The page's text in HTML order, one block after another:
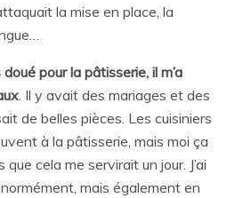
la mise en place, la
pour la pâtisserie, il m’a
. Il y avait des mariages et des
de belles pièces. Les cuisiniers
à la pâtisserie, mais moi ça
cela me servirait un jour. J’ai
mais également en